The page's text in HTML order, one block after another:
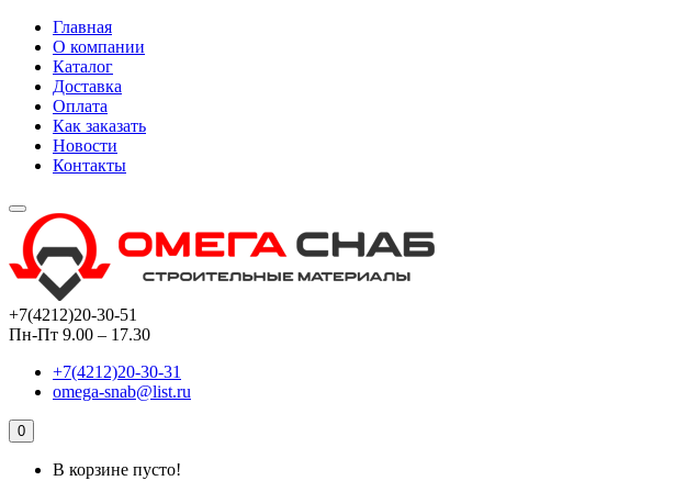
Главная
О компании
Каталог
Доставка
Оплата
Как заказать
Новости
Контакты
+7(4212)20-30-51
Пн-Пт 9.00 – 17.30
+7(4212)20-30-31
omega-snab@list.ru
0
В корзине пусто!